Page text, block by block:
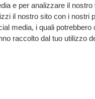
e per analizzare il
il nostro sito con i nostri
media, i quali
raccolto dal tuo utilizzo
con i vostri